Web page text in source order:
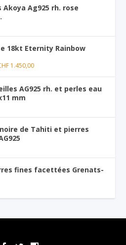
Akoya Ag925 rh. rose
18kt Eternity Rainbow
1.450,00
AG925 rh. et perles eau
mm
de Tahiti et pierres
fines facettées Grenats-